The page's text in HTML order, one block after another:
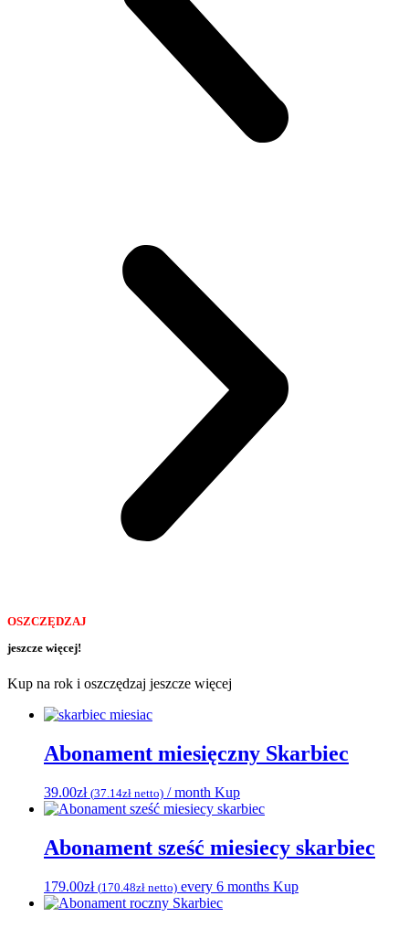
OSZCZĘDZAJ
jeszcze więcej!
Kup na rok i oszczędzaj jeszcze więcej
Abonament miesięczny Skarbiec
39.00zł (37.14zł netto) / month Kup
Abonament sześć miesiecy skarbiec
179.00zł (170.48zł netto) every 6 months Kup